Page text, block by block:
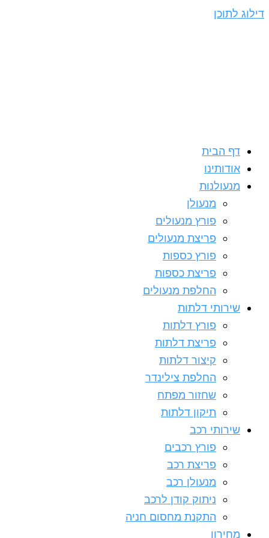
דילוג לתוכן
דף הבית
אודותינו
מנעולנות
מנעולן
פורץ מנעולים
פריצת מנעולים
פורץ כספות
פריצת כספות
החלפת מנעולים
שירותי דלתות
פורץ דלתות
פריצת דלתות
קיצור דלתות
החלפת צילינדר
שחזור מפתח
תיקון דלתות
שירותי רכב
פורץ רכבים
פריצת רכב
מנעולן רכב
ניתוק קודן לרכב
התקנת מחסום חניה
מחירון